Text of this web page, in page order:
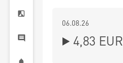
06.08.26
4,83 EUR